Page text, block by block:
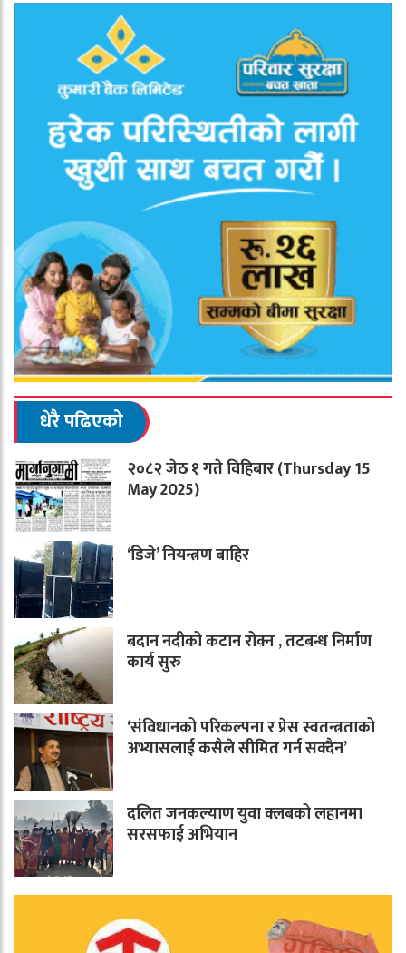
धेरै पढिएको
२०८२ जेठ १ गते विहिबार (Thursday 15
May 2025)
‘डिजे’ नियन्त्रण बाहिर
बदान नदीको कटान रोक्न , तटबन्ध निर्माण
कार्य सुरु
‘संविधानको परिकल्पना र प्रेस स्वतन्त्रताको
अभ्यासलाई कसैले सीमित गर्न सक्दैन’
दलित जनकल्याण युवा क्लबको लहानमा
सरसफाई अभियान